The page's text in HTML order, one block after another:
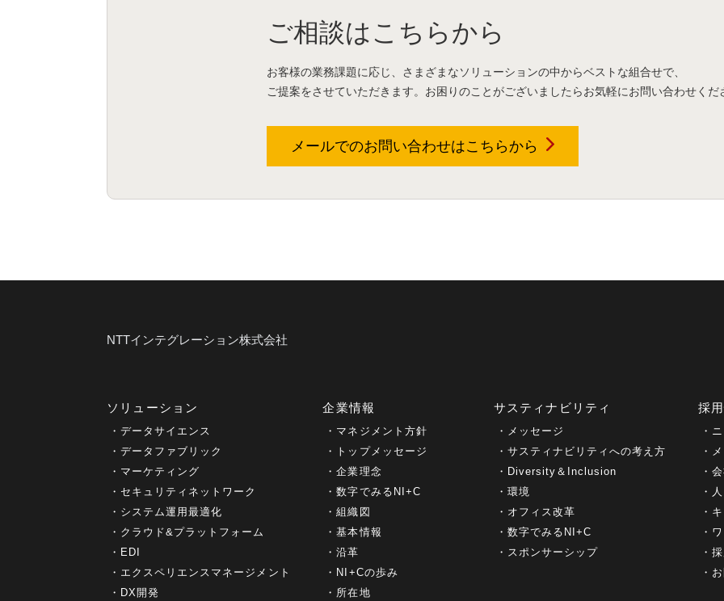
ご相談はこちらから
お客様の業務課題に応じ、さまざまなソリューションの中からベストな組合せで、
ご提案をさせていただきます。お困りのことがございましたらお気軽にお問い合わせくだ
メールでのお問い合わせはこちらから
NTTインテグレーション株式会社
ソリューション
データサイエンス
データファブリック
マーケティング
セキュリティネットワーク
システム運用最適化
クラウド&プラットフォーム
EDI
エクスペリエンスマネージメント
DX開発
企業情報
マネジメント方針
トップメッセージ
企業理念
数字でみるNI+C
組織図
基本情報
沿革
NI+Cの歩み
所在地
サスティナビリティ
メッセージ
サスティナビリティへの考え方
Diversity＆Inclusion
環境
オフィス改革
数字でみるNI+C
スポンサーシップ
採